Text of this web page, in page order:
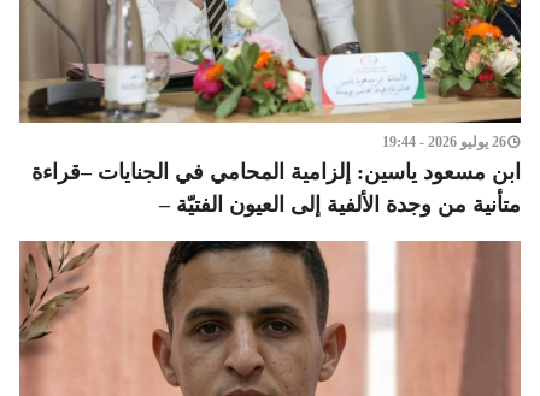
26 يوليو 2026 - 19:44
ابن مسعود ياسين: إلزامية المحامي في الجنايات –قراءة
متأنية من وجدة الألفية إلى العيون الفتيّة –